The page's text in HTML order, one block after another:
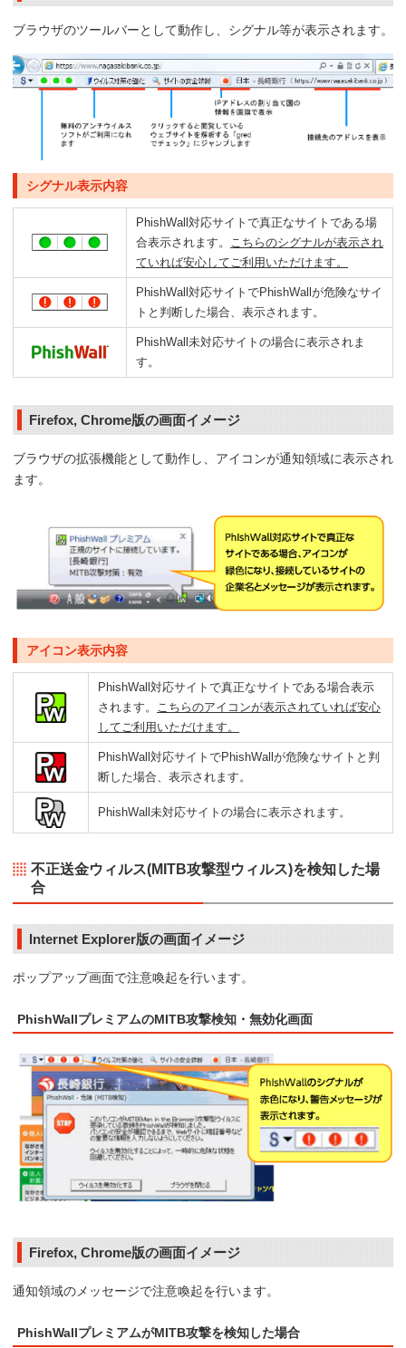
ブラウザのツールバーとして動作し、シグナル等が表示されます。
シグナル表示内容
PhishWall対応サイトで真正なサイトである場
合表示されます。
こちらのシグナルが表示され
ていれば安心してご利用いただけます。
PhishWall対応サイトでPhishWallが危険なサイ
トと判断した場合、表示されます。
PhishWall未対応サイトの場合に表示されま
す。
Firefox, Chrome版の画面イメージ
ブラウザの拡張機能として動作し、アイコンが通知領域に表示され
ます。
アイコン表示内容
PhishWall対応サイトで真正なサイトである場合表示
されます。
こちらのアイコンが表示されていれば安心
してご利用いただけます。
PhishWall対応サイトでPhishWallが危険なサイトと判
断した場合、表示されます。
PhishWall未対応サイトの場合に表示されます。
不正送金ウィルス(MITB攻撃型ウィルス)を検知した場
合
Internet Explorer版の画面イメージ
ポップアップ画面で注意喚起を行います。
PhishWallプレミアムのMITB攻撃検知・無効化画面
Firefox, Chrome版の画面イメージ
通知領域のメッセージで注意喚起を行います。
PhishWallプレミアムがMITB攻撃を検知した場合